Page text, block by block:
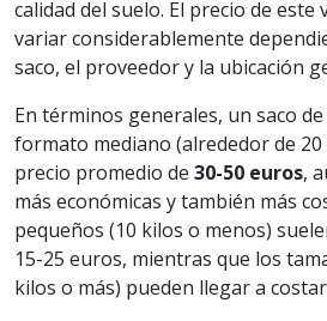
calidad del suelo. El precio de
variar considerablemente
saco, el proveedor y la ubicación
En términos generales, un saco
formato mediano (alrededor de
precio promedio de 30-50 euros,
más económicas y también más
pequeños (10 kilos o menos)
15-25 euros, mientras que los
kilos o más) pueden llegar a